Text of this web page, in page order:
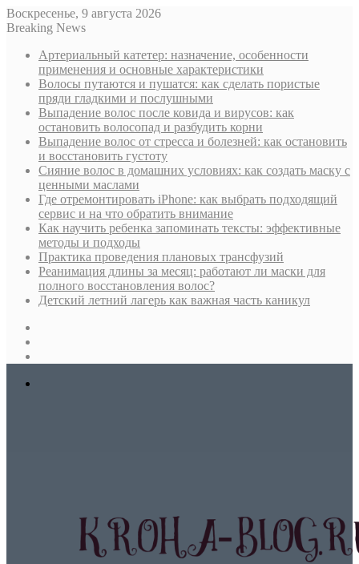
Воскресенье, 9 августа 2026
Breaking News
Артериальный катетер: назначение, особенности
применения и основные характеристики
Волосы путаются и пушатся: как сделать пористые
пряди гладкими и послушными
Выпадение волос после ковида и вирусов: как
остановить волосопад и разбудить корни
Выпадение волос от стресса и болезней: как остановить
и восстановить густоту
Сияние волос в домашних условиях: как создать маску с
ценными маслами
Где отремонтировать iPhone: как выбрать подходящий
сервис и на что обратить внимание
Как научить ребенка запоминать тексты: эффективные
методы и подходы
Практика проведения плановых трансфузий
Реанимация длины за месяц: работают ли маски для
полного восстановления волос?
Детский летний лагерь как важная часть каникул